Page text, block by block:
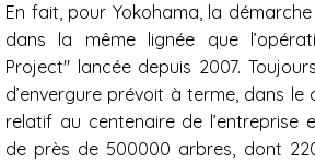
En fait, pour Yokohama, la
dans la même lignée que
Project" lancée depuis 2007.
d’envergure prévoit à terme, dans le
relatif au centenaire de l’entreprise
de près de 500000 arbres, dont